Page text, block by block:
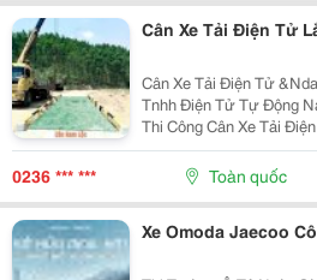
Cân Xe Tải Điện Tử
Cân Xe Tải Điện Tử &Ndash;
Tnhh Điện Tử Tự Động
Thi Công Cân Xe Tải
Mỏ Đá, Trạm Bê Tông,
Nghiệp. Hệ Thống
0236 *** *** Toàn quốc
Xe Omoda Jaecoo